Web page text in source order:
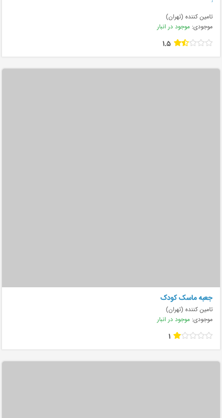
تامین کننده (تهران)
موجودی: موجود در انبار
1.5
جعبه ماسک کودک
تامین کننده (تهران)
موجودی: موجود در انبار
1